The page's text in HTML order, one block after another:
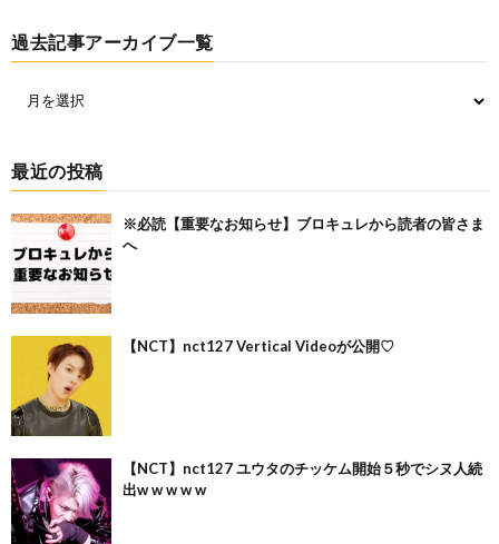
過去記事アーカイブ一覧
最近の投稿
※必読【重要なお知らせ】ブロキュレから読者の皆さま
へ
【NCT】nct127 Vertical Videoが公開♡
【NCT】nct127 ユウタのチッケム開始５秒でシヌ人続
出w w w w w